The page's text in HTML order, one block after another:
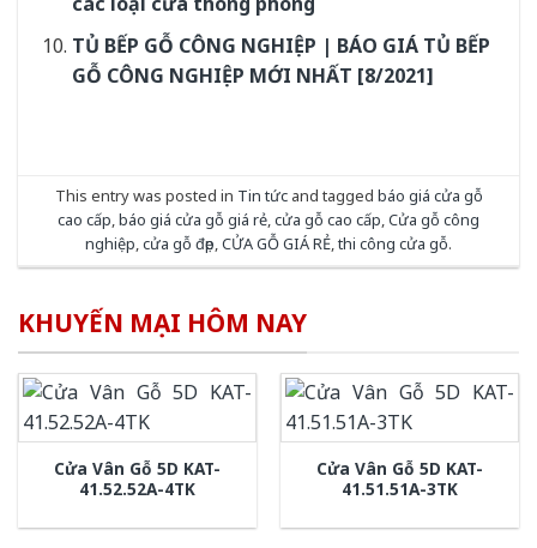
TỦ BẾP GỖ CÔNG NGHIỆP | BÁO GIÁ TỦ BẾP
GỖ CÔNG NGHIỆP MỚI NHẤT [8/2021]
This entry was posted in Tin tứcand tagged báo giá cửa gỗ
cao cấp,báo giá cửa gỗ giá rẻ,cửa gỗ cao cấp,Cửa gỗ công
nghiệp,cửa gỗ đẹp,CỬA GỖ GIÁ RẺ,thi công cửa gỗ.
KHUYẾN MẠI HÔM NAY
Cửa Vân Gỗ 5D KAT-
41.52.52A-4TK
Cửa Vân Gỗ 5D KAT-
41.51.51A-3TK